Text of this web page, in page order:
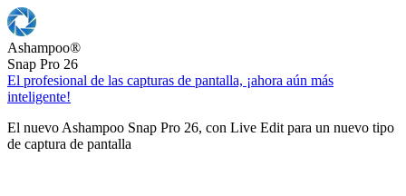
Ashampoo®
Snap Pro 26
El profesional de las capturas de pantalla, ¡ahora aún más
inteligente!
El nuevo Ashampoo Snap Pro 26, con Live Edit para un nuevo tipo
de captura de pantalla